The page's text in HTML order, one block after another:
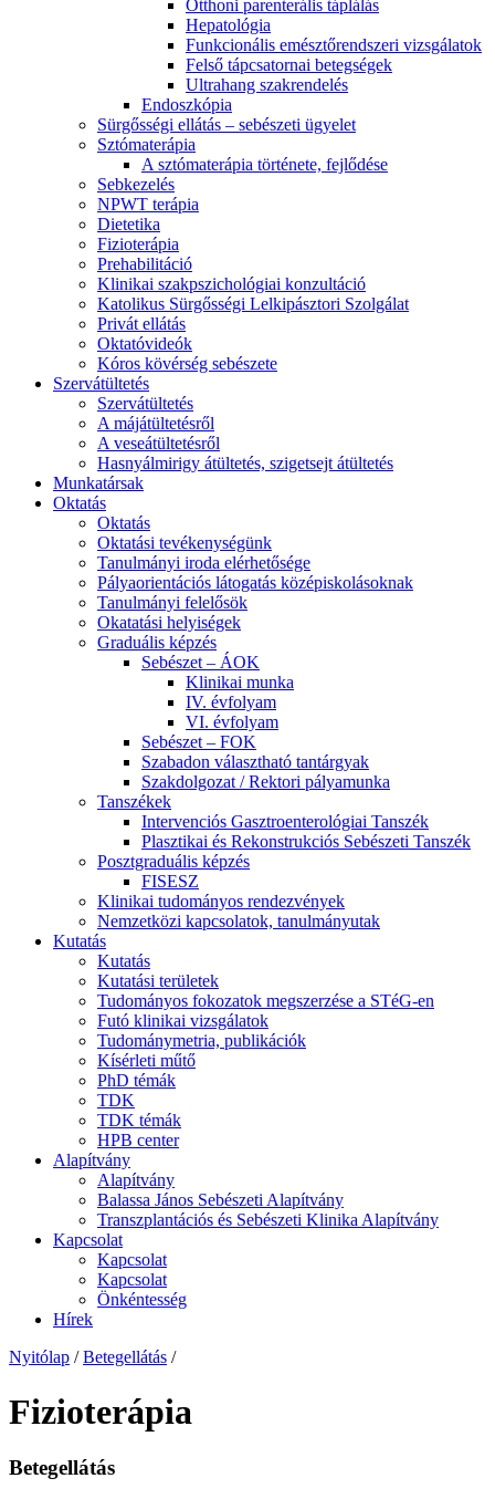
Otthoni parenterális táplálás
Hepatológia
Funkcionális emésztőrendszeri vizsgálatok
Felső tápcsatornai betegségek
Ultrahang szakrendelés
Endoszkópia
Sürgősségi ellátás – sebészeti ügyelet
Sztómaterápia
A sztómaterápia története, fejlődése
Sebkezelés
NPWT terápia
Dietetika
Fizioterápia
Prehabilitáció
Klinikai szakpszichológiai konzultáció
Katolikus Sürgősségi Lelkipásztori Szolgálat
Privát ellátás
Oktatóvideók
Kóros kövérség sebészete
Szervátültetés
Szervátültetés
A májátültetésről
A veseátültetésről
Hasnyálmirigy átültetés, szigetsejt átültetés
Munkatársak
Oktatás
Oktatás
Oktatási tevékenységünk
Tanulmányi iroda elérhetősége
Pályaorientációs látogatás középiskolásoknak
Tanulmányi felelősök
Okatatási helyiségek
Graduális képzés
Sebészet – ÁOK
Klinikai munka
IV. évfolyam
VI. évfolyam
Sebészet – FOK
Szabadon választható tantárgyak
Szakdolgozat / Rektori pályamunka
Tanszékek
Intervenciós Gasztroenterológiai Tanszék
Plasztikai és Rekonstrukciós Sebészeti Tanszék
Posztgraduális képzés
FISESZ
Klinikai tudományos rendezvények
Nemzetközi kapcsolatok, tanulmányutak
Kutatás
Kutatás
Kutatási területek
Tudományos fokozatok megszerzése a STéG-en
Futó klinikai vizsgálatok
Tudománymetria, publikációk
Kísérleti műtő
PhD témák
TDK
TDK témák
HPB center
Alapítvány
Alapítvány
Balassa János Sebészeti Alapítvány
Transzplantációs és Sebészeti Klinika Alapítvány
Kapcsolat
Kapcsolat
Kapcsolat
Önkéntesség
Hírek
Nyitólap / Betegellátás /
Fizioterápia
Betegellátás